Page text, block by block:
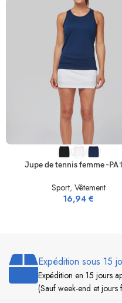
CHOIX DES OPTIONS
Jupe de tennis femme -
Sport,Vêtement
16,94€
Expédition sous 15
Expédition en 15 jours
(Sauf week-end et jours